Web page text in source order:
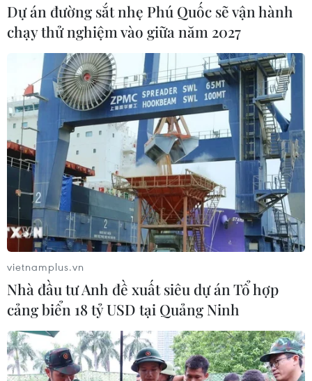
Dự án đường sắt nhẹ Phú Quốc sẽ vận hành
chạy thử nghiệm vào giữa năm 2027
vietnamplus.vn
Nhà đầu tư Anh đề xuất siêu dự án Tổ hợp
cảng biển 18 tỷ USD tại Quảng Ninh